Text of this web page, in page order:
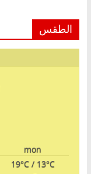
الطقس
mon
19°C/ 13°C